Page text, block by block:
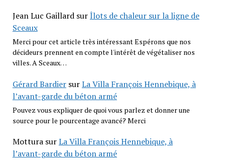
Jean Luc GaillardsurÎlots de chaleur sur la ligne de
Sceaux
Merci pour cet article très intéressant Espérons que nos
décideurs prennent en compte l'intérêt de végétaliser nos
villes. A Sceaux…
Gérard BardiersurLa Villa François Hennebique, à
l’avant-garde du béton armé
Pouvez vous expliquer de quoi vous parlez et donner une
source pour le pourcentage avancé? Merci
MotturasurLa Villa François Hennebique, à
l’avant-garde du béton armé